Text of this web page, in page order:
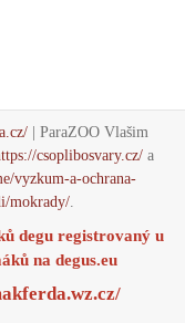
| ParaZOO Vlašim
csoplibosvary.cz/a
vyzkum-a-ochrana-
mokrady/.
degu registrovaný u
na degus.eu